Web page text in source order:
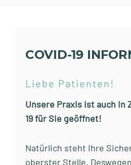
COVID-19
Liebe Patienten!
Unsere Praxis ist auch in
19 für Sie geöffnet!
Natürlich steht Ihre
oberster Stelle.